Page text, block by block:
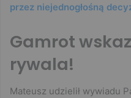
przez niejednogłośną
Gamrot
rywala!
Mateusz udzielił wywiadu